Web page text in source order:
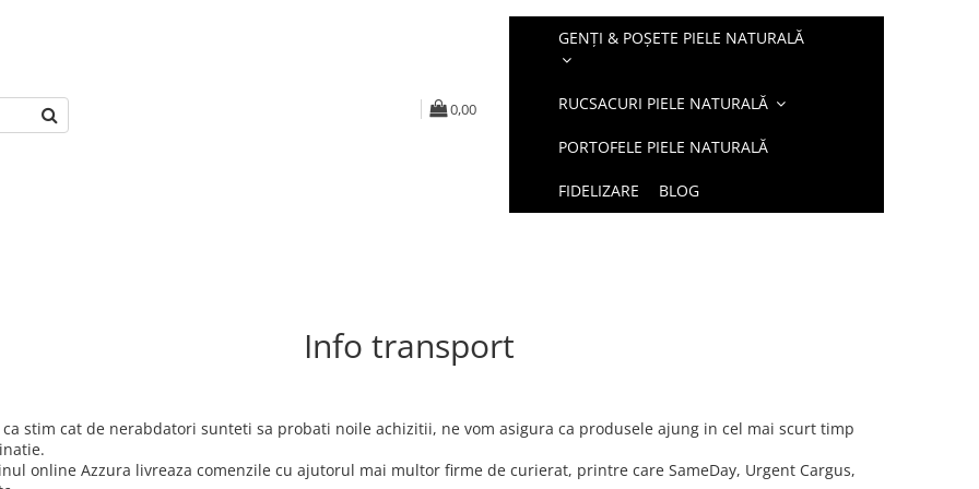
0,00
GENȚI & POȘETE PIELE NATURALĂ
RUCSACURI PIELE NATURALĂ
PORTOFELE PIELE NATURALĂ
FIDELIZARE BLOG
Info transport
ca stim cat de nerabdatori sunteti sa probati noile achizitii, ne vom asigura ca produsele ajung in cel mai scurt timp
online Azzura livreaza comenzile cu ajutorul mai multor firme de curierat, printre care SameDay, Urgent Cargus,